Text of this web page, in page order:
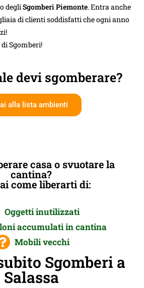
degliSgomberi Piemonte. Entra anche
di clienti soddisfatti che ogni anno
Sgomberi!
devi sgomberare?
alla lista ambienti
casa o svuotare la
cantina?
come liberarti di:
Oggetti inutilizzati
accumulati in cantina
Mobili vecchi
Sgomberi a
Salassa